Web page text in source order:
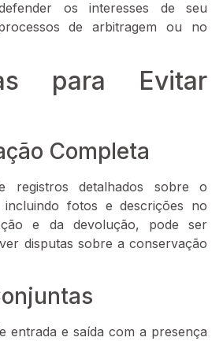
os interesses de seu
de arbitragem ou no
para Evitar
Completa
registros detalhados sobre o
fotos e descrições no
e da devolução, pode ser
disputas sobre a conservação
entrada e saída com a presença